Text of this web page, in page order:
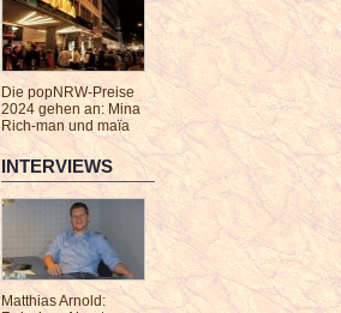
Die popNRW-Preise
2024 gehen an: Mina
Rich-man und maïa
INTERVIEWS
Matthias Arnold: